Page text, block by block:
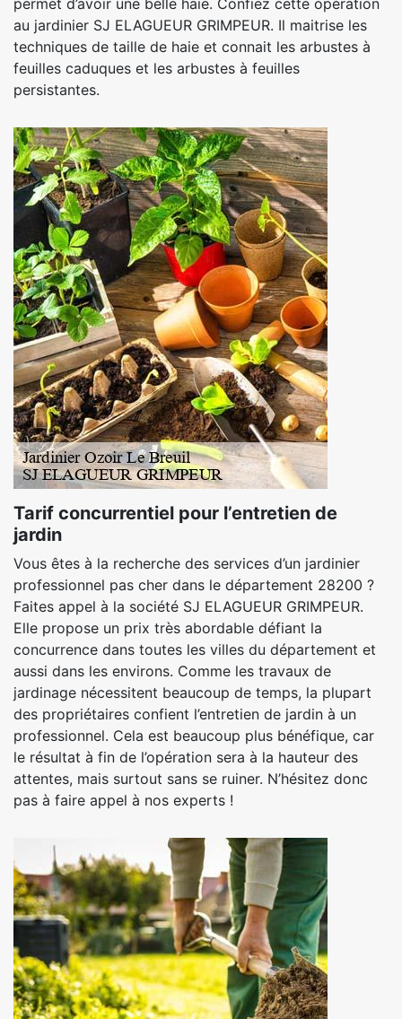
au jardinier SJ ELAGUEUR GRIMPEUR. Il maitrise les
techniques de taille de haie et connait les arbustes à
feuilles caduques et les arbustes à feuilles
persistantes.
Tarif concurrentiel pour l’entretien de
jardin
Vous êtes à la recherche des services d’un jardinier
professionnel pas cher dans le département 28200 ?
Faites appel à la société SJ ELAGUEUR GRIMPEUR.
Elle propose un prix très abordable défiant la
concurrence dans toutes les villes du département et
aussi dans les environs. Comme les travaux de
jardinage nécessitent beaucoup de temps, la plupart
des propriétaires confient l’entretien de jardin à un
professionnel. Cela est beaucoup plus bénéfique, car
le résultat à fin de l’opération sera à la hauteur des
attentes, mais surtout sans se ruiner. N’hésitez donc
pas à faire appel à nos experts !